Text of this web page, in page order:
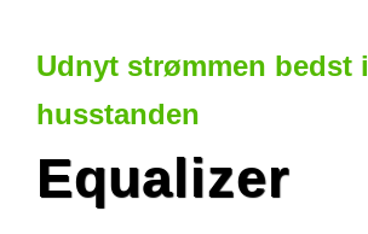
Udnyt strømmen bedst i
husstanden
Equalizer